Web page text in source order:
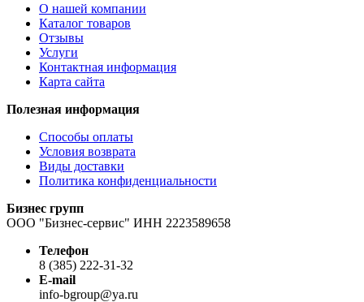
О нашей компании
Каталог товаров
Отзывы
Услуги
Контактная информация
Карта сайта
Полезная информация
Способы оплаты
Условия возврата
Виды доставки
Политика конфиденциальности
Бизнес групп
ООО "Бизнес-сервис" ИНН 2223589658
Телефон
8 (385) 222-31-32
E-mail
info-bgroup@ya.ru